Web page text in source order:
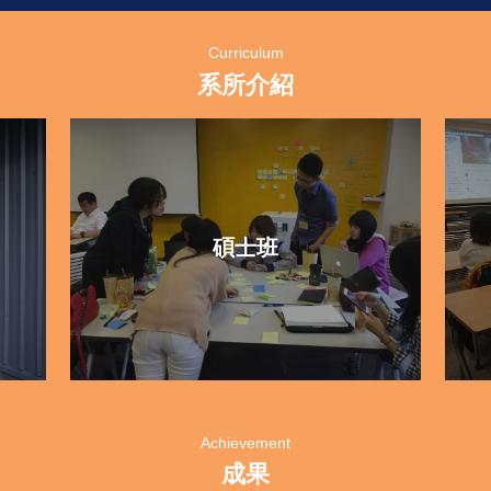
系所介紹
Curriculum
碩士班
成果
Achievement